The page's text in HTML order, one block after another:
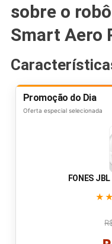
sobre o
Smart Aero
Promoção do Dia
Oferta especial selecionada
FONES